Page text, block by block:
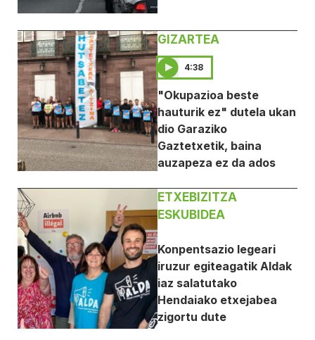
GIZARTEA
4:38
"Okupazioa beste
hauturik ez" dutela ukan
dio Garaziko
Gaztetxetik, baina
auzapeza ez da ados
ETXEBIZITZA
ESKUBIDEA
Konpentsazio legeari
iruzur egiteagatik Aldak
iaz salatutako
Hendaiako etxejabea
zigortu dute